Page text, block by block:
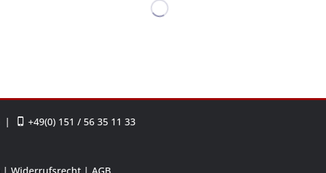
| +49(0) 151 / 56 35 11 33
Widerrufsrecht AGB